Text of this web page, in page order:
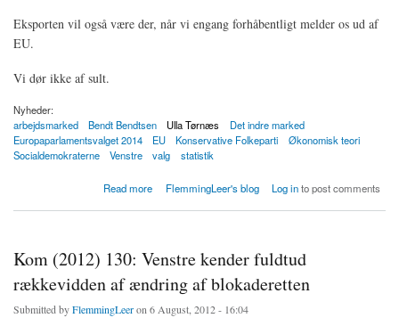
Eksporten vil også være der, når vi engang forhåbentligt melder os ud af
EU.
Vi dør ikke af sult.
Nyheder:
arbejdsmarked
Bendt Bendtsen Ulla Tørnæs
Det indre marked
Europaparlamentsvalget 2014
EU Konservative Folkeparti
Økonomisk teori
Socialdemokraterne
Venstre valg statistik
Read more
about 500.000 arbejdspladser er ikke afhængig af EUs indre marked
FlemmingLeer's blog Log into post comments
Kom (2012) 130: Venstre kender fuldtud
rækkevidden af ændring af blokaderetten
Submitted byFlemmingLeeron 6 August, 2012 - 16:04